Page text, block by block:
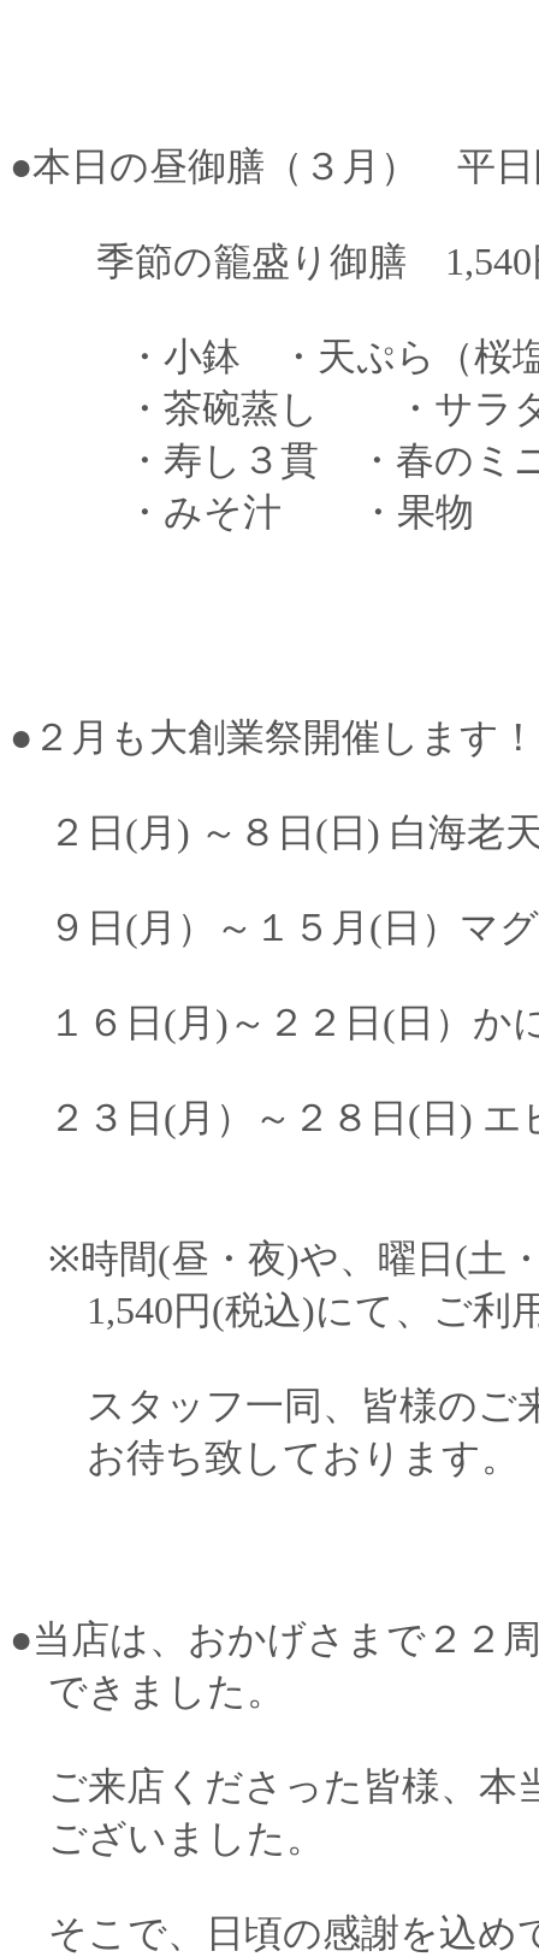
●本日の昼御膳（３月） 平日
季節の籠盛り御膳 1,540
・小鉢 ・天ぷら（桜
・茶碗蒸し ・サラ
・寿し３貫 ・春のミ
・みそ汁 ・果物
●２月も大創業祭開催します！
２日(月) ～８日(日) 白海老
９日(月）～１５月(日）マ
１６日(月)～２２日(日）か
２３日(月）～２８日(日) エ
※時間(昼・夜)や、曜日(土
1,540円(税込)にて、ご利
スタッフ一同、皆様のご
お待ち致しております。
●当店は、おかげさまで２２
できました。
ご来店くださった皆様、本
ございました。
そこで、日頃の感謝を込め